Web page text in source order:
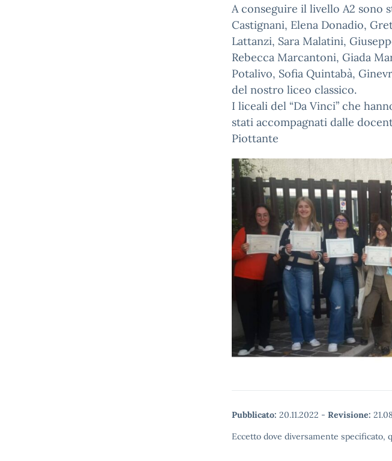
A conseguire il livello A2 sono
Castignani, Elena Donadio,
Lattanzi, Sara Malatini,
Rebecca Marcantoni, Giada
Potalivo, Sofia Quintabà,
del nostro liceo classico.
I liceali del “Da Vinci” che
stati accompagnati dalle
Piottante
Pubblicato: 20.11.2022 - Revisione:
Eccetto dove diversamente specificato,